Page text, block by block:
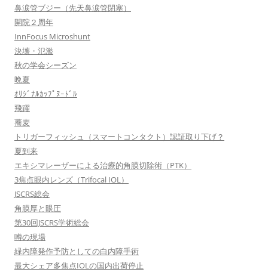
鼻涙管ブジー（先天鼻涙管閉塞）
開院２周年
InnFocus Microshunt
決壊・氾濫
秋の学会シーズン
晩夏
ｵﾘｼﾞﾅﾙｶｯﾌﾟﾇｰﾄﾞﾙ
飛躍
蕎麦
トリガーフィッシュ（スマートコンタクト）認証取り下げ？
夏到来
エキシマレーザーによる治療的角膜切除術（PTK）
3焦点眼内レンズ（Trifocal IOL）
JSCRS総会
角膜厚と眼圧
第30回JSCRS学術総会
噂の現場
緑内障発作予防としての白内障手術
最大シェア多焦点IOLの国内出荷停止